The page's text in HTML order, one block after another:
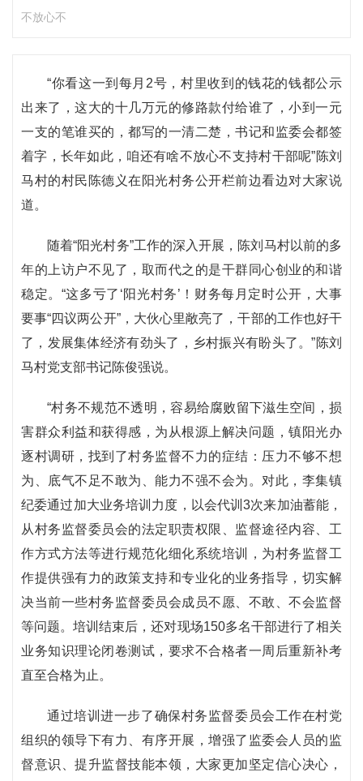
不放心不
“你看这一到每月2号，村里收到的钱花的钱都公示
出来了，这大的十几万元的修路款付给谁了，小到一元
一支的笔谁买的，都写的一清二楚，书记和监委会都签
着字，长年如此，咱还有啥不放心不支持村干部呢”陈刘
马村的村民陈德义在阳光村务公开栏前边看边对大家说
道。
随着“阳光村务”工作的深入开展，陈刘马村以前的多
年的上访户不见了，取而代之的是干群同心创业的和谐
稳定。“这多亏了‘阳光村务’！财务每月定时公开，大事
要事“四议两公开”，大伙心里敞亮了，干部的工作也好干
了，发展集体经济有劲头了，乡村振兴有盼头了。”陈刘
马村党支部书记陈俊强说。
“村务不规范不透明，容易给腐败留下滋生空间，损
害群众利益和获得感，为从根源上解决问题，镇阳光办
逐村调研，找到了村务监督不力的症结：压力不够不想
为、底气不足不敢为、能力不强不会为。对此，李集镇
纪委通过加大业务培训力度，以会代训3次来加油蓄能，
从村务监督委员会的法定职责权限、监督途径内容、工
作方式方法等进行规范化细化系统培训，为村务监督工
作提供强有力的政策支持和专业化的业务指导，切实解
决当前一些村务监督委员会成员不愿、不敢、不会监督
等问题。培训结束后，还对现场150多名干部进行了相关
业务知识理论闭卷测试，要求不合格者一周后重新补考
直至合格为止。
通过培训进一步了确保村务监督委员会工作在村党
组织的领导下有力、有序开展，增强了监委会人员的监
督意识、提升监督技能本领，大家更加坚定信心决心，